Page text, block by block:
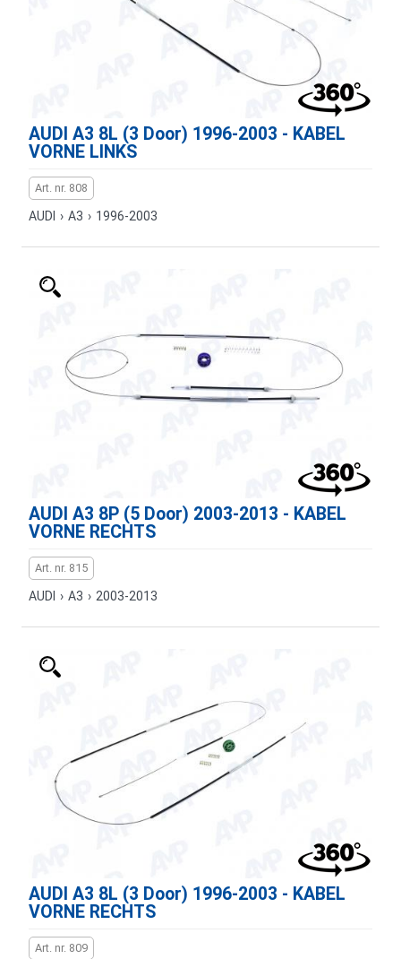
AUDI A3 8L (3 Door) 1996-2003 - KABEL
VORNE LINKS
Art. nr. 808
AUDI › A3 › 1996-2003
AUDI A3 8P (5 Door) 2003-2013 - KABEL
VORNE RECHTS
Art. nr. 815
AUDI › A3 › 2003-2013
AUDI A3 8L (3 Door) 1996-2003 - KABEL
VORNE RECHTS
Art. nr. 809